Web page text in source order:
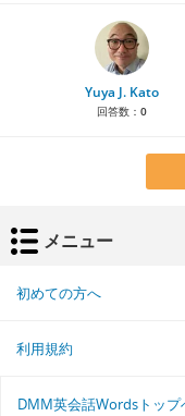
Yuya J. Kato
回答数： 0
メニュー
初めての方へ
利用規約
DMM英会話Wordsトップ